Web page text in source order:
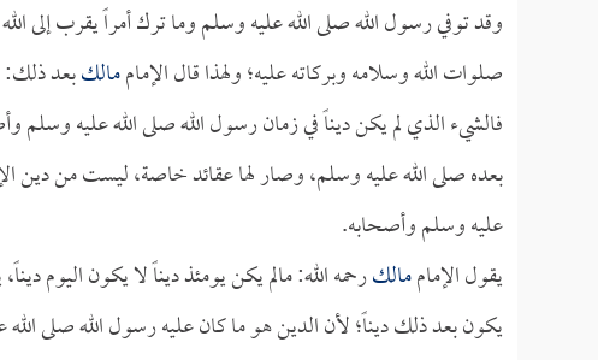
وقد توفي رسول الله صلى الله عليه وسلم وما ترك أمراً يقرب إلى
صلوات الله وسلامه وبركاته عليه؛ ولهذا قال الإماممالكبعد ذلك:
فالشيء الذي لم يكن ديناً في زمان رسول الله صلى الله عليه وسلم
بعده صلى الله عليه وسلم، وصار لها عقائد خاصة، ليست من دين
عليه وسلم وأصحابه.
يقول الإماممالكرحمه الله: مالم يكن يومئذ ديناً لا يكون اليوم
يكون بعد ذلك ديناً؛ لأن الدين هو ما كان عليه رسول الله صلى